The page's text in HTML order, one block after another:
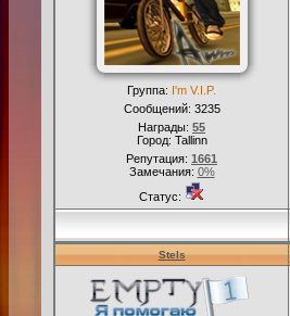
Группа: I'm V.I.P.
Сообщений: 3235
Награды: 55
Город: Tallinn
Репутация: 1661
Замечания: 0%
Статус:
Stels